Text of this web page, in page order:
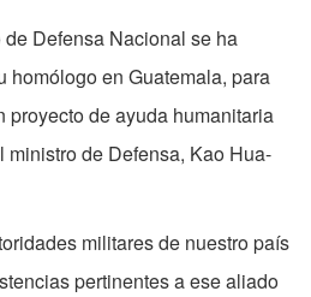
Defensa Nacional se ha
homólogo en Guatemala, para
proyecto de ayuda humanitaria
ministro de Defensa, Kao Hua-
militares de nuestro país
pertinentes a ese aliado